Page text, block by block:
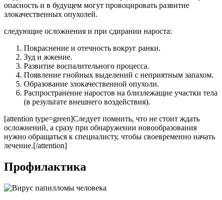
опасность и в будущем могут провоцировать развитие
злокачественных опухолей.
следующие осложнения и при сдирании нароста:
Покраснение и отечность вокруг ранки.
Зуд и жжение.
Развитие воспалительного процесса.
Появление гнойных выделений с неприятным запахом.
Образование злокачественной опухоли.
Распространение наростов на близлежащие участки тела
(в результате внешнего воздействия).
[attention type=green]Следует помнить, что не стоит ждать
осложнений, а сразу при обнаружении новообразования
нужно обращаться к специалисту, чтобы своевременно начать
лечение.[/attention]
Профилактика